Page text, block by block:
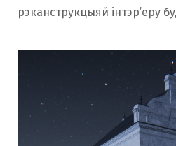
рэканструкцыяй інтэр’еру